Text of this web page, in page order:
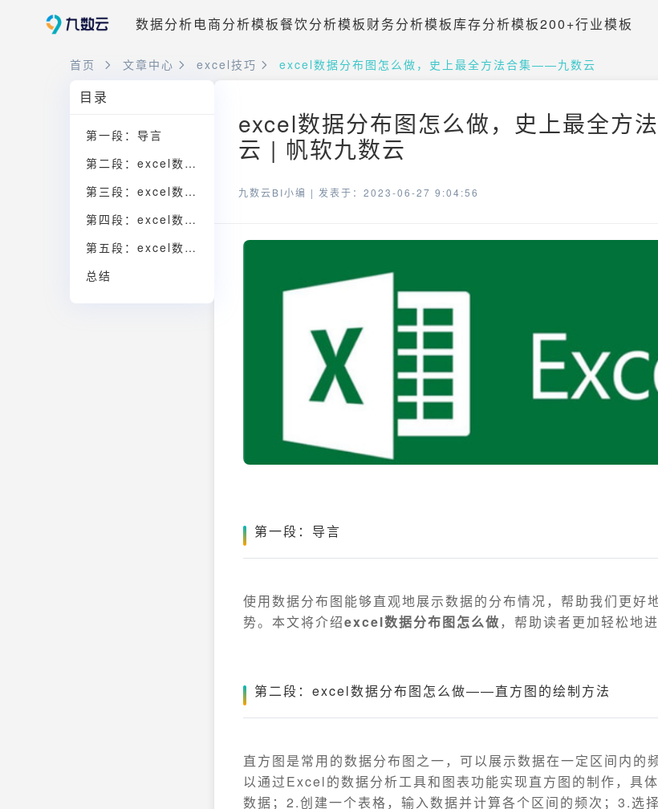
数据分析电商分析模板餐饮分析模板财务分析模板库存分析模板200+行业模板
首页 文章中心 excel技巧 excel数据分布图怎么做，史上最全方法合集——九数云
目录
第一段：导言
第二段：excel数据分布图怎么做——直方图的绘制方法
第三段：excel数据分布图怎么做——饼图的制作方法
第四段：excel数据分布图怎么做——散点图的绘制方法
第五段：excel数据分布图怎么做——选择合适的制作软件
总结
excel数据分布图怎么做，史上最全方
云 | 帆软九数云
九数云BI小编 | 发表于：2023-06-27 9:04:56
第一段：导言
使用数据分布图能够直观地展示数据的分布情况，帮助我们更好
势。本文将介绍excel数据分布图怎么做 ，帮助读者更加轻松地
第二段：excel数据分布图怎么做——直方图的绘制方法
直方图是常用的数据分布图之一，可以展示数据在一定区间内的
以通过Excel的数据分析工具和图表功能实现直方图的制作，具
数据；2.创建一个表格，输入数据并计算各个区间的频次；3.选